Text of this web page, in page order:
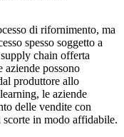
di rifornimento, ma
spesso soggetto a
chain offerta
aziende possono
produttore allo
le aziende
delle vendite con
in modo affidabile.